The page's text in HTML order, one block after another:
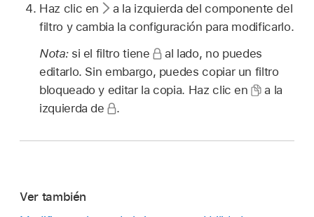
Haz clic en
a la izquierda del componente del
filtro y cambia la configuración para modificarlo.
Nota: si el filtro tiene
al lado, no puedes
editarlo. Sin embargo, puedes copiar un filtro
bloqueado y editar la copia. Haz clic en
a la
izquierda de
.
Ver también